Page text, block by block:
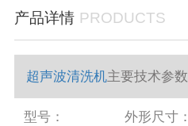
产品详情 PRODUCTS
超声波清洗机主要技术参数
型号：
外形尺寸：